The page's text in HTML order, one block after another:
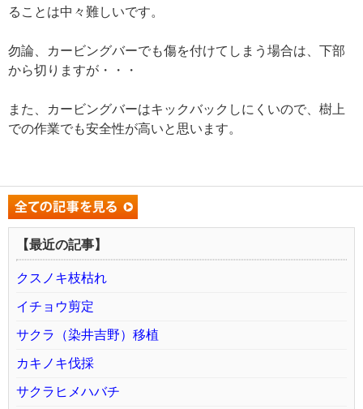
ることは中々難しいです。
勿論、カービングバーでも傷を付けてしまう場合は、下部
から切りますが・・・
また、カービングバーはキックバックしにくいので、樹上
での作業でも安全性が高いと思います。
【最近の記事】
クスノキ枝枯れ
イチョウ剪定
サクラ（染井吉野）移植
カキノキ伐採
サクラヒメハバチ